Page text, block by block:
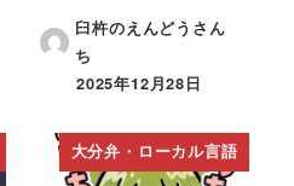
臼杵のえんどうさん
ち
2025年12月28日
大分弁・ローカル言語